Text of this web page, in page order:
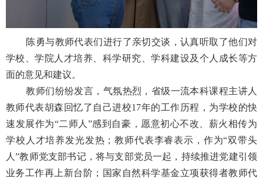
陈勇与教师代表们进行了亲切交谈，认真听取了他们对
学校、学院人才培养、科学研究、学科建设及个人成长等方
面的意见和建议。
教师们纷纷发言，气氛热烈，省级一流本科课程主讲人
教师代表胡森回忆了自己进校17年的工作历程，为学校的快
速发展作为“二师人”感到自豪，愿意初心不改、薪火相传为
学校人才培养发光发热；教师代表李睿表示，作为“双带头
人”教师党支部书记，将与支部党员一起，持续推进党建引领
业务工作再上新台阶；国家自然科学基金立项获得者教师代